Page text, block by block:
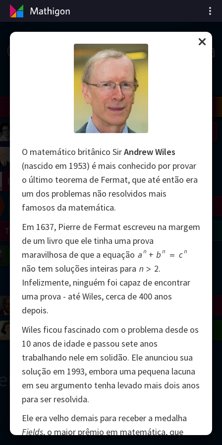
Cronologia da Matemática
2000
Avila
Mirzakhani
Tao
Zhang
Daubechies
Bourgain
Wiles
Shamir
Yau
Matiyasevich
Thurston
Uhlenbeck
Conway
Langlands
Easley
Grothendieck
Serre
Mandelbrot
Wilkins
Robinson
Blackwell
Lorenz
Gardner
Erdős
Turing
Chern
O matemático britânico SirAndrew Wiles
(nascido em 1953) é mais conhecido por provar
o último teorema de Fermat, que até então era
um dos problemas não resolvidos mais
famosos da matemática.
Em 1637, Pierre de Fermat escreveu na margem
de um livro que ele tinha uma prova
maravilhosa de que a equação a n + b n = cn
não tem soluções inteiras para n > 2.
Infelizmente, ninguém foi capaz de encontrar
uma prova - até Wiles, cerca de 400 anos
depois.
Wiles ficou fascinado com o problema desde os
10 anos de idade e passou sete anos
trabalhando nele em solidão. Ele anunciou sua
solução em 1993, embora uma pequena lacuna
em seu argumento tenha levado mais dois anos
para ser resolvida.
Ele era velho demais para receber a medalha
Fields, o maior prêmio em matemática, que